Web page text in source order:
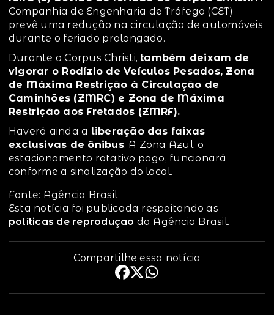
Companhia de Engenharia de Tráfego (CET)
prevê uma redução na circulação de automóveis
durante o feriado prolongado.
Durante o Corpus Christi, também deixam de
vigorar o Rodízio de Veículos Pesados, Zona
de Máxima Restrição à Circulação de
Caminhões (ZMRC) e Zona de Máxima
Restrição aos Fretados (ZMRF).
Haverá ainda a liberação das faixas
exclusivas de ônibus. A Zona Azul, o
estacionamento rotativo pago, funcionará
conforme a sinalização do local.
Fonte: Agência Brasil
Esta notícia foi publicada respeitando as
políticas de reprodução da Agência Brasil.
Compartilhe essa notícia